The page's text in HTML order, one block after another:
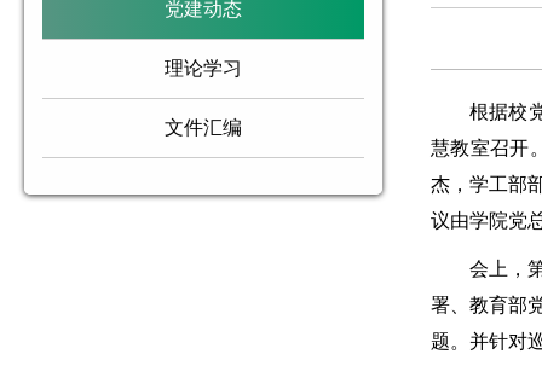
党建动态
理论学习
文件汇编
根据校
慧教室召开
杰，学工部
议由学院党
会上，
署、教育部
题。并针对